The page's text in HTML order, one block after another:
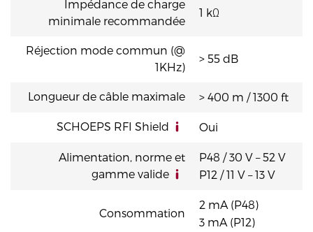
Impédance de charge
minimale recommandée
1 kΩ
Réjection mode commun (@
1KHz)
> 55 dB
Longueur de câble maximale > 400 m / 1300 ft
SCHOEPS RFI Shield Oui
Alimentation, norme et
gamme valide
P48 / 30 V – 52 V
P12 / 11 V – 13 V
Consommation
2 mA (P48)
3 mA (P12)